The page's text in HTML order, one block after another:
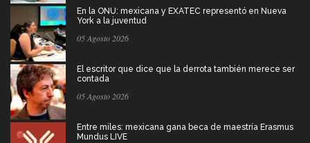
En la ONU: mexicana y EXATEC representó en Nueva
York a la juventud
05 Agosto 2026
El escritor que dice que la derrota también merece ser
contada
05 Agosto 2026
Entre miles: mexicana gana beca de maestría Erasmus
Mundus LIVE